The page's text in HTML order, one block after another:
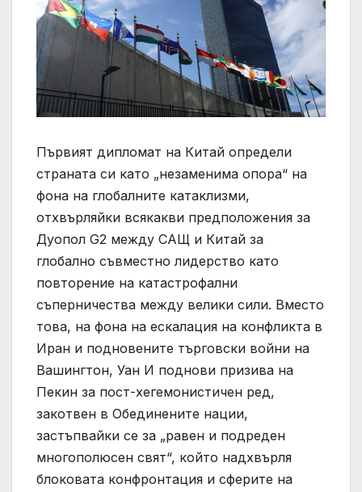
Първият дипломат на Китай определи
страната си като „незаменима опора“ на
фона на глобалните катаклизми,
отхвърляйки всякакви предположения за
Дуопол G2 между САЩ и Китай за
глобално съвместно лидерство като
повторение на катастрофални
съперничества между велики сили. Вместо
това, на фона на ескалация на конфликта в
Иран и подновените търговски войни на
Вашингтон, Уан И поднови призива на
Пекин за пост-хегемонистичен ред,
закотвен в Обединените нации,
застъпвайки се за „равен и подреден
многополюсен свят“, който надхвърля
блоковата конфронтация и сферите на